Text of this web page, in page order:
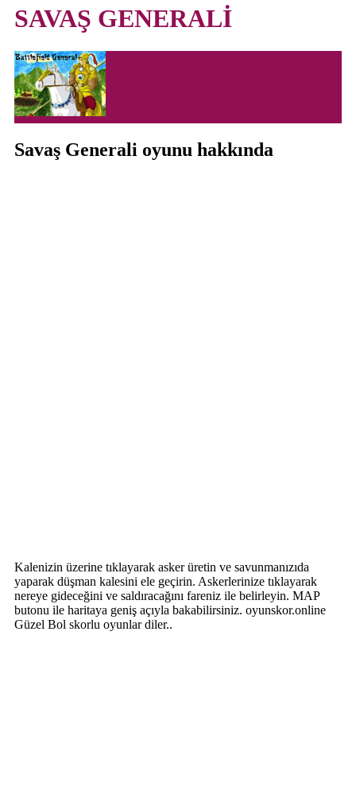
SAVAŞ GENERALİ
Savaş Generali oyunu hakkında
Kalenizin üzerine tıklayarak asker üretin ve savunmanızıda
yaparak düşman kalesini ele geçirin. Askerlerinize tıklayarak
nereye gideceğini ve saldıracağını fareniz ile belirleyin. MAP
butonu ile haritaya geniş açıyla bakabilirsiniz. oyunskor.online
Güzel Bol skorlu oyunlar diler..